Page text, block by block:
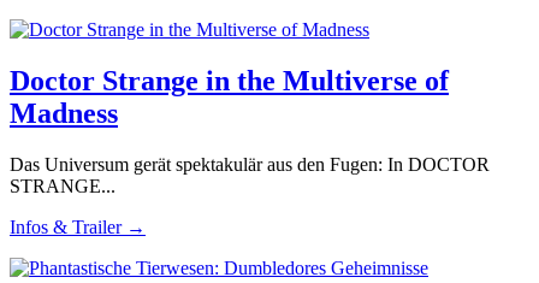
Doctor Strange in the Multiverse of
Madness
Das Universum gerät spektakulär aus den Fugen: In DOCTOR
STRANGE...
Infos & Trailer →